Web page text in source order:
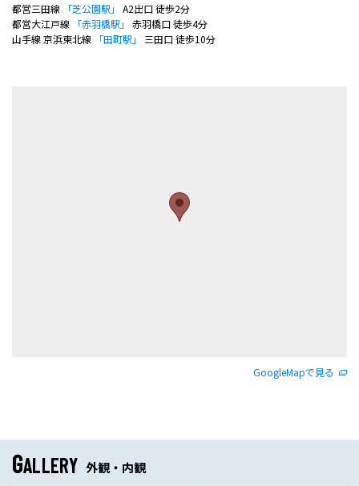
都営三田線
「芝公園駅」 A2出口 徒歩2分
都営大江戸線
「赤羽橋駅」 赤羽橋口 徒歩4分
山手線 京浜東北線
「田町駅」 三田口 徒歩10分
GoogleMapで見る
GALLERY 外観・内観